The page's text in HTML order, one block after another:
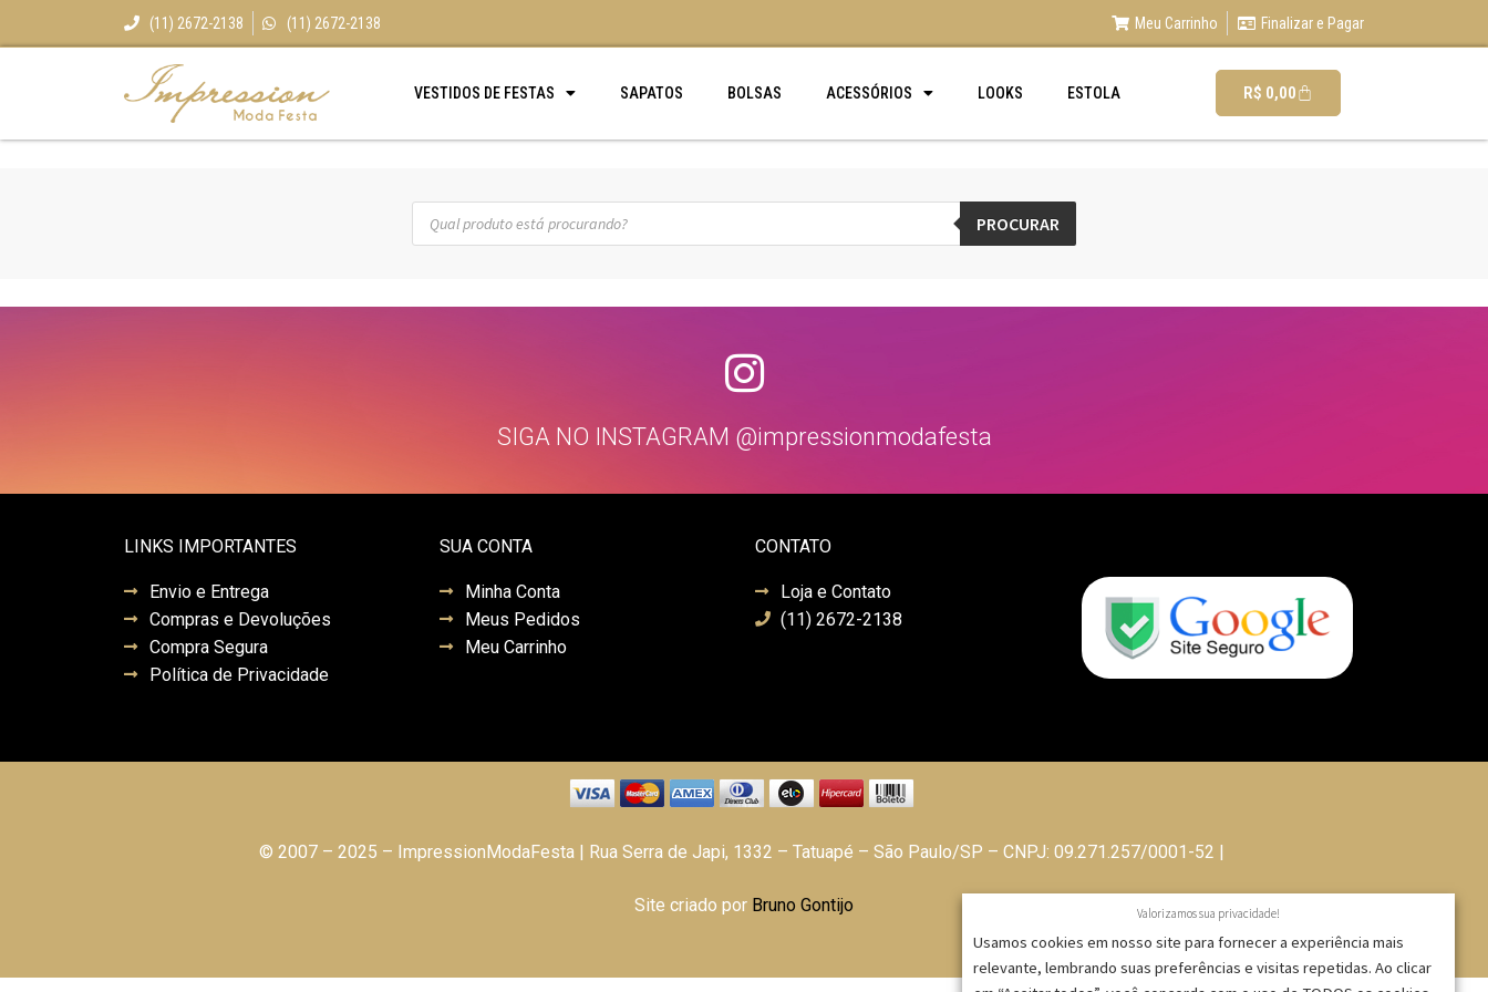
(11) 2672-2138 (11) 2672-2138 Meu Carrinho Finalizar e Pagar
VESTIDOS DE FESTAS SAPATOS BOLSAS ACESSÓRIOS LOOKS ESTOLA R$ 0,00
PROCURAR
SIGA NO INSTAGRAM @impressionmodafesta
LINKS IMPORTANTES
Envio e Entrega
Compras e Devoluções
Compra Segura
Política de Privacidade
SUA CONTA
Minha Conta
Meus Pedidos
Meu Carrinho
CONTATO
Loja e Contato
(11) 2672-2138
© 2007 – 2025 – ImpressionModaFesta | Rua Serra de Japi, 1332 – Tatuapé – São Paulo/SP – CNPJ: 09.271.257/0001-52 |
Site criado por Bruno Gontijo Valorizamos sua privacidade!
Usamos cookies em nosso site para fornecer a experiência mais
relevante, lembrando suas preferências e visitas repetidas. Ao clicar